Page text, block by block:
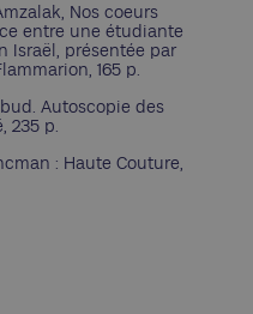
Nos coeurs
entre une étudiante
Israël, présentée par
165 p.
Autoscopie des
235 p.
: Haute Couture,